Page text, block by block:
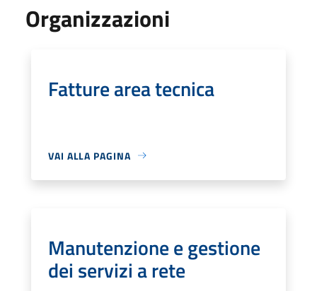
Organizzazioni
Fatture area tecnica
VAI ALLA PAGINA
Manutenzione e gestione
dei servizi a rete